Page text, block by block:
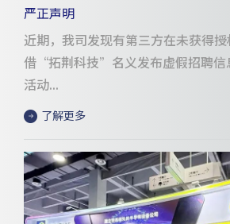
严正声明
近期，我司发现有第三方在未获得
借“拓荆科技”名义发布虚假招聘信
活动...
了解更多